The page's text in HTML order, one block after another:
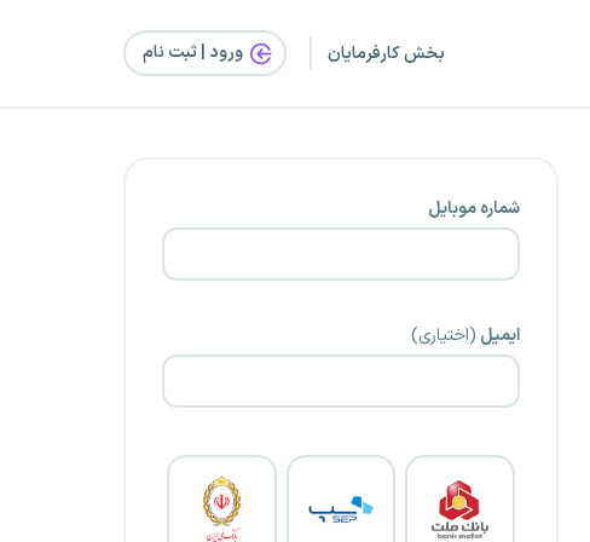
بخش کارفرمایان ورود | ثبت‌ نام
شماره موبایل
ایمیل (اختیاری)